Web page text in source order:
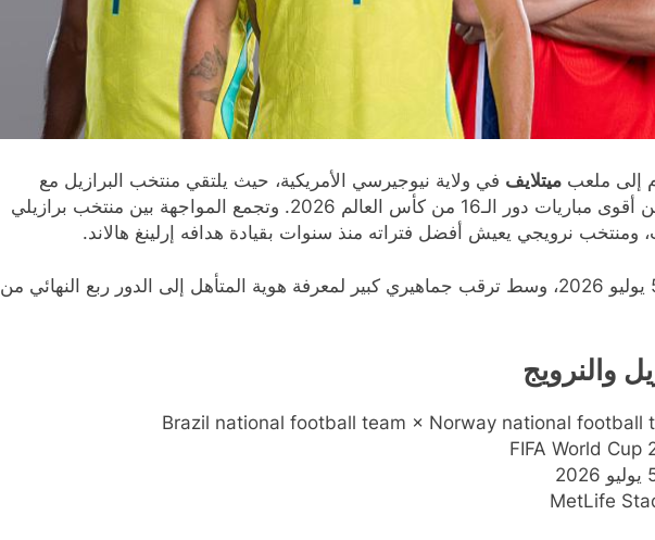
إلى ملعب ميتلايف في ولاية نيوجيرسي الأمريكية، حيث يلتقي منتخب البرازيل مع
منتخب النرويج في واحدة من أقوى مباريات دور الـ16 من كأس العالم 2026. وتجمع المواجهة بين منتخب برازيلي
نرويجي يعيش أفضل فتراته منذ سنوات بقيادة هدافه إرلينغ هالاند.
وتقام المباراة مساء الأحد 5 يوليو 2026، وسط ترقب جماهيري كبير لمعرفة هوية المتأهل إلى الدور ربع النهائي من
والنرويج